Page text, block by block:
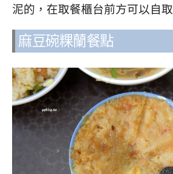
泥的，在取餐櫃台前方可以自取
麻豆碗粿蘭餐點